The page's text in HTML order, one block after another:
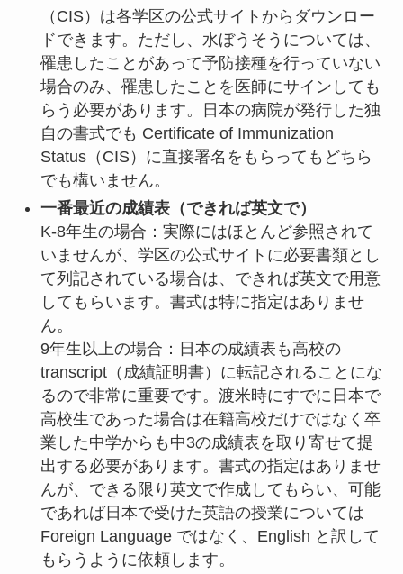
（CIS）は各学区の公式サイトからダウンロー
ドできます。ただし、水ぼうそうについては、
罹患したことがあって予防接種を行っていない
場合のみ、罹患したことを医師にサインしても
らう必要があります。日本の病院が発行した独
自の書式でも Certificate of Immunization
Status（CIS）に直接署名をもらってもどちら
でも構いません。
一番最近の成績表（できれば英文で）
K-8年生の場合：実際にはほとんど参照されて
いませんが、学区の公式サイトに必要書類とし
て列記されている場合は、できれば英文で用意
してもらいます。書式は特に指定はありませ
ん。
9年生以上の場合：日本の成績表も高校の
transcript（成績証明書）に転記されることにな
るので非常に重要です。渡米時にすでに日本で
高校生であった場合は在籍高校だけではなく卒
業した中学からも中3の成績表を取り寄せて提
出する必要があります。書式の指定はありませ
んが、できる限り英文で作成してもらい、可能
であれば日本で受けた英語の授業については
Foreign Language ではなく、English と訳して
もらうように依頼します。